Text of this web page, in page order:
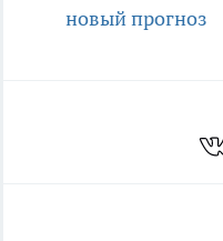
новый прогноз